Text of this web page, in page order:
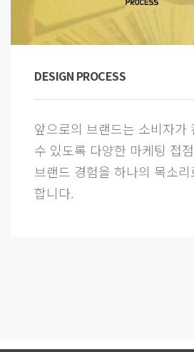
DESIGN PROCESS
앞으로의 브랜드는 소비자가
수 있도록 다양한 마케팅 접
브랜드 경험을 하나의 목소
합니다.